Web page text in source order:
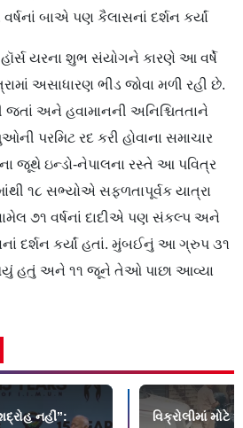
બાએ પણ કૈલાસનાં દર્શન કર્યાં
યરના શુભ સંયોગને કારણે આ વર્ષે
અસાધારણ ભીડ જોવા મળી રહી છે.
અને હવામાનની અનિશ્ચિતતાને
પરમિટ રદ કરી હોવાના સમાચાર
જૂથે ઇન્ડો-નેપાલના રસ્તે આ પવિત્ર
૧૮ સભ્યોએ સફળતાપૂર્વક યાત્રા
૭૧ વર્ષનાં દાદીએ પણ સંકલ્પ અને
દર્શન કર્યાં હતાં. મુંબઈનું આ ગ્રુપ ૩૧
હતું અને ૧૧ જૂને તેઓ પાછા આવ્યા
નહીં”:
વિક્રોલીમાં મોટે